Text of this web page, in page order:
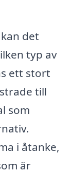
det
typ av
ett stort
till
som
i åtanke,
är